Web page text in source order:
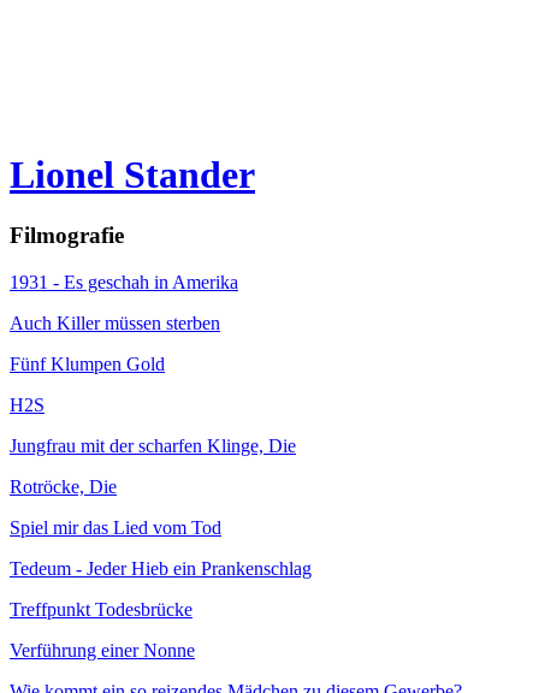
Lionel Stander
Filmografie
1931 - Es geschah in Amerika
Auch Killer müssen sterben
Fünf Klumpen Gold
H2S
Jungfrau mit der scharfen Klinge, Die
Rotröcke, Die
Spiel mir das Lied vom Tod
Tedeum - Jeder Hieb ein Prankenschlag
Treffpunkt Todesbrücke
Verführung einer Nonne